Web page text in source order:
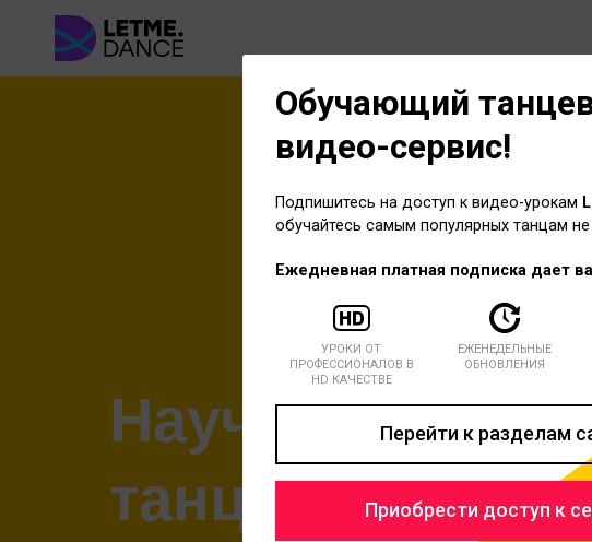
Научиться
танцевать -
Обучающий
видео-сервис!
Подпишитесь на доступ к видео-урокам
обучайтесь самым популярных танцам
Ежедневная платная подписка дает
УРОКИ ОТ
ПРОФЕССИОНАЛОВ В
HD КАЧЕСТВЕ
ЕЖЕНЕДЕЛЬНЫЕ
ОБНОВЛЕНИЯ
Перейти к разделам
Приобрести доступ к